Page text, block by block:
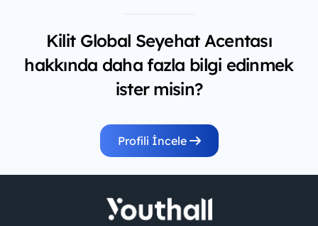
Kilit Global Seyehat Acentası
hakkında daha fazla bilgi edinmek
ister misin?
Profili İncele